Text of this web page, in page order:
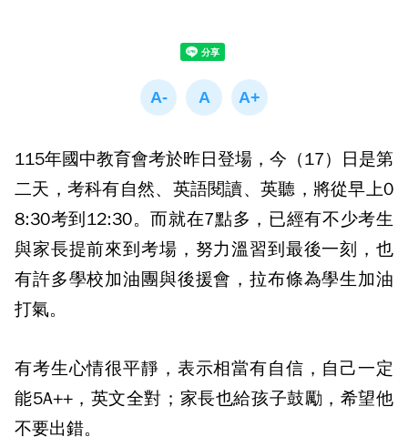
115年國中教育會考於昨日登場，今（17）日是第
二天，考科有自然、英語閱讀、英聽，將從早上0
8:30考到12:30。而就在7點多，已經有不少考生
與家長提前來到考場，努力溫習到最後一刻，也
有許多學校加油團與後援會，拉布條為學生加油
打氣。
有考生心情很平靜，表示相當有自信，自己一定
能5A++，英文全對；家長也給孩子鼓勵，希望他
不要出錯。